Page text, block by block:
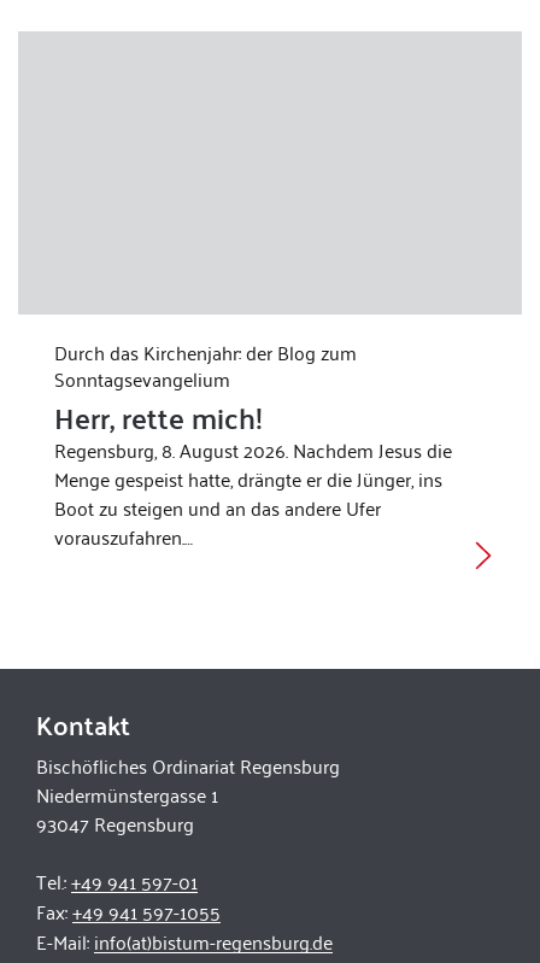
Durch das Kirchenjahr: der Blog zum
Sonntagsevangelium
Herr, rette mich!
Regensburg, 8. August 2026. Nachdem Jesus die
Menge gespeist hatte, drängte er die Jünger, ins
Boot zu steigen und an das andere Ufer
vorauszufahren.…
Kontakt
Bischöfliches Ordinariat Regensburg
Niedermünstergasse 1
93047 Regensburg
Tel.:+49 941 597-01
Fax:+49 941 597-1055
E-Mail:info(at)bistum-regensburg.de